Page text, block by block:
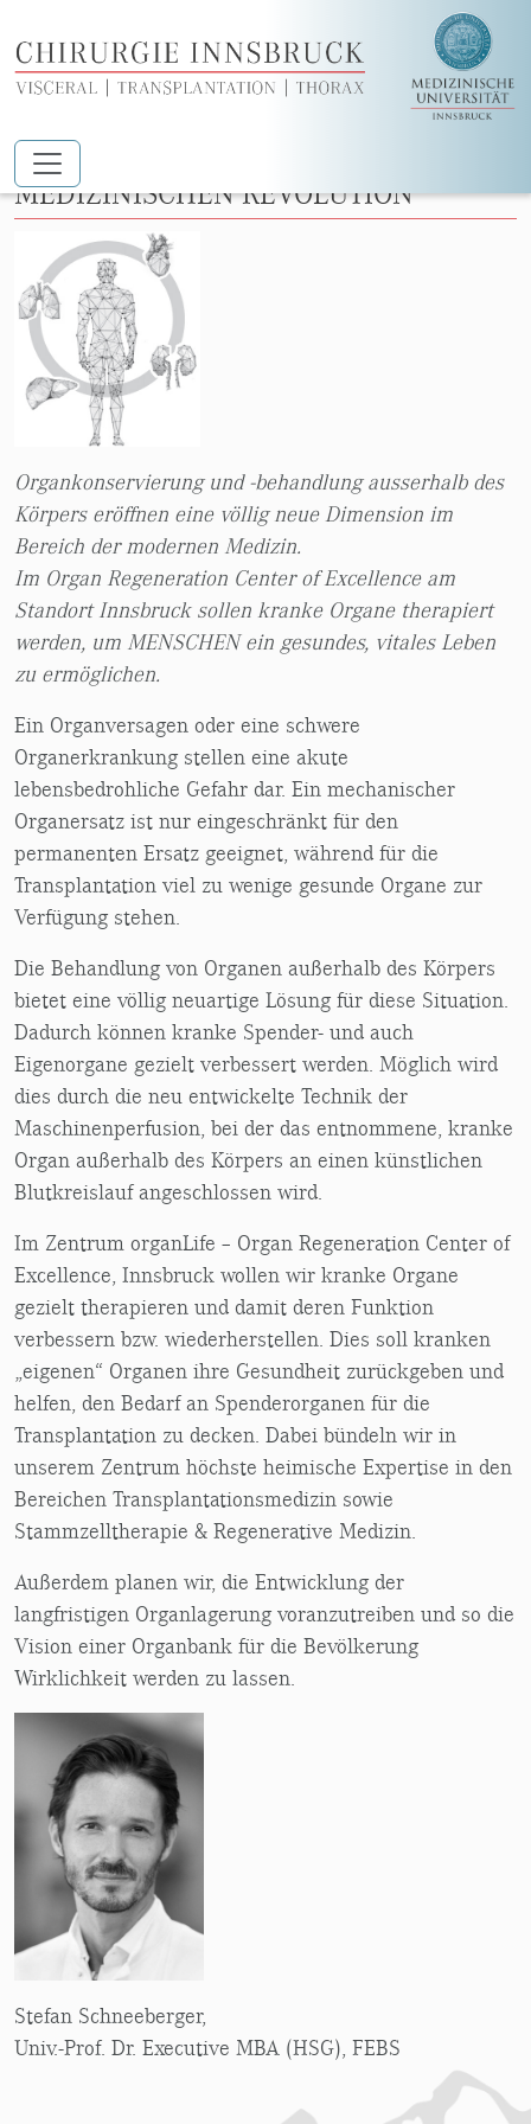
Zum Hauptinhalt springen
AN VORDERSTER FRONT DER
MEDIZINISCHEN REVOLUTION
Organkonservierung und -behandlung ausserhalb des
Körpers eröffnen eine völlig neue Dimension im
Bereich der modernen Medizin.
Im Organ Regeneration Center of Excellence am
Standort Innsbruck sollen kranke Organe therapiert
werden, um MENSCHEN ein gesundes, vitales Leben
zu ermöglichen.
Ein Organversagen oder eine schwere
Organerkrankung stellen eine akute
lebensbedrohliche Gefahr dar. Ein mechanischer
Organersatz ist nur eingeschränkt für den
permanenten Ersatz geeignet, während für die
Transplantation viel zu wenige gesunde Organe zur
Verfügung stehen.
Die Behandlung von Organen außerhalb des Körpers
bietet eine völlig neuartige Lösung für diese Situation.
Dadurch können kranke Spender- und auch
Eigenorgane gezielt verbessert werden. Möglich wird
dies durch die neu entwickelte Technik der
Maschinenperfusion, bei der das entnommene, kranke
Organ außerhalb des Körpers an einen künstlichen
Blutkreislauf angeschlossen wird.
Im Zentrum organLife – Organ Regeneration Center of
Excellence, Innsbruck wollen wir kranke Organe
gezielt therapieren und damit deren Funktion
verbessern bzw. wiederherstellen. Dies soll kranken
„eigenen“ Organen ihre Gesundheit zurückgeben und
helfen, den Bedarf an Spenderorganen für die
Transplantation zu decken. Dabei bündeln wir in
unserem Zentrum höchste heimische Expertise in den
Bereichen Transplantationsmedizin sowie
Stammzelltherapie & Regenerative Medizin.
Außerdem planen wir, die Entwicklung der
langfristigen Organlagerung voranzutreiben und so die
Vision einer Organbank für die Bevölkerung
Wirklichkeit werden zu lassen.
Stefan Schneeberger,
Univ.-Prof. Dr. Executive MBA (HSG), FEBS